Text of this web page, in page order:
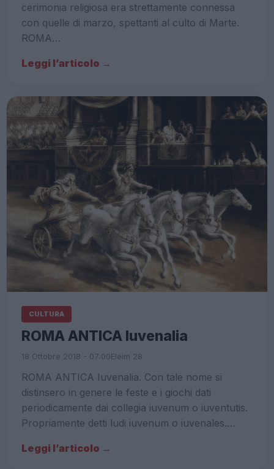
cerimonia religiosa era strettamente connessa
con quelle di marzo, spettanti al culto di Marte.
ROMA…
Leggi l’articolo →
CULTURA
ROMA ANTICA Iuvenalia
18 Ottobre 2018 - 07:00Eleim 28
ROMA ANTICA Iuvenalia. Con tale nome si
distinsero in genere le feste e i giochi dati
periodicamente dai collegia iuvenum o iuventutis.
Propriamente detti ludi iuvenum o iuvenales.…
Leggi l’articolo →